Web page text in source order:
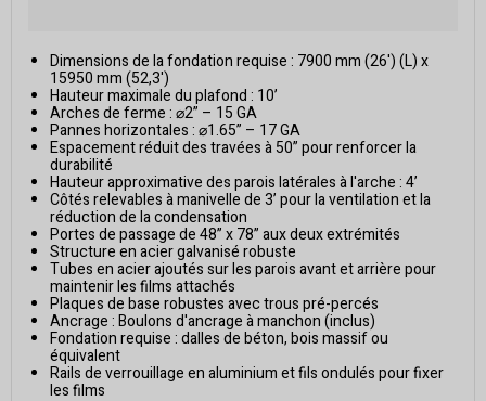
Dimensions de la fondation requise : 7900 mm (26') (L) x
15950 mm (52,3')
Hauteur maximale du plafond : 10’
Arches de ferme : ⌀2” – 15 GA
Pannes horizontales : ⌀1.65” – 17 GA
Espacement réduit des travées à 50” pour renforcer la
durabilité
Hauteur approximative des parois latérales à l'arche : 4’
Côtés relevables à manivelle de 3’ pour la ventilation et la
réduction de la condensation
Portes de passage de 48” x 78” aux deux extrémités
Structure en acier galvanisé robuste
Tubes en acier ajoutés sur les parois avant et arrière pour
maintenir les films attachés
Plaques de base robustes avec trous pré-percés
Ancrage : Boulons d'ancrage à manchon (inclus)
Fondation requise : dalles de béton, bois massif ou
équivalent
Rails de verrouillage en aluminium et fils ondulés pour fixer
les films